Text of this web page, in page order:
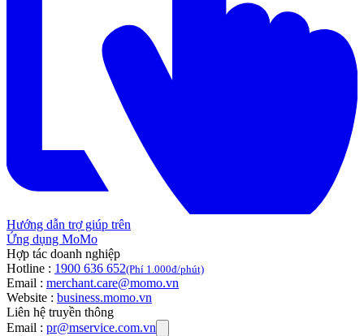
Hướng dẫn trợ giúp trên
Ứng dụng MoMo
Hợp tác doanh nghiệp
Hotline : 1900 636 652(Phí 1.000đ/phút)
Email : merchant.care@momo.vn
Website : business.momo.vn
Liên hệ truyền thông
Email : pr@mservice.com.vn